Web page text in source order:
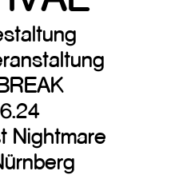
Nightmare